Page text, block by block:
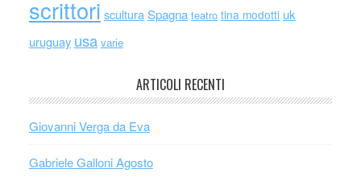
scrittori scultura Spagna teatro tina modotti uk
uruguay usa varie
ARTICOLI RECENTI
Giovanni Verga da Eva
Gabriele Galloni Agosto